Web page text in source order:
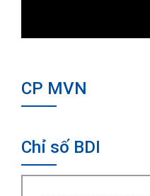
CP MVN
Chỉ số BDI